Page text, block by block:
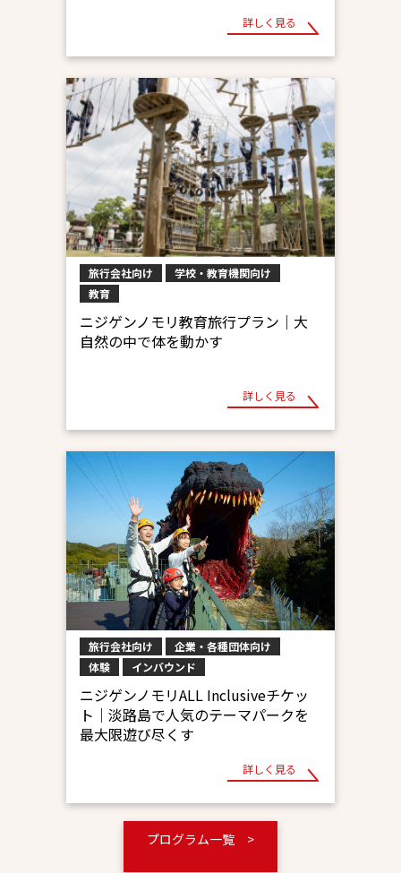
詳しく見る
旅行会社向け
学校・教育機関向け
教育
ニジゲンノモリ教育旅行プラン｜大
自然の中で体を動かす
詳しく見る
旅行会社向け
企業・各種団体向け
体験
インバウンド
ニジゲンノモリALL Inclusiveチケッ
ト｜淡路島で人気のテーマパークを
最大限遊び尽くす
詳しく見る
プログラム一覧 >